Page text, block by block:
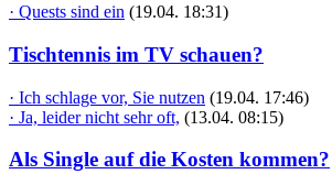
· Quests sind ein (19.04. 18:31)
Tischtennis im TV schauen?
· Ich schlage vor, Sie nutzen (19.04. 17:46)
· Ja, leider nicht sehr oft, (13.04. 08:15)
Als Single auf die Kosten kommen?